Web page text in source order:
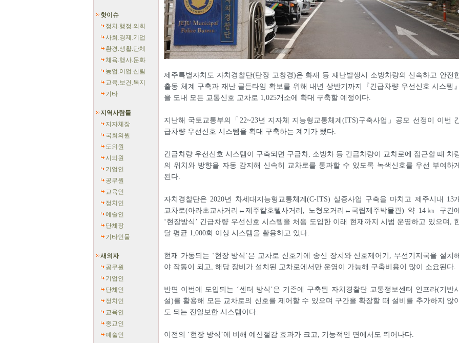
핫이슈
정치.행정.의회
사회.경제.기업
환경.생활.단체
체육.행사.문화
농업.어업.산림
교육.보건.복지
기타
지역사람들
지자체장
국회의원
도의원
시의원
기업인
공무원
교육인
정치인
예술인
단체장
기타인물
새의자
공무원
기업인
단체인
정치인
교육인
종교인
예술인
제주특별자치도 자치경찰단(단장 고창경)은 화재 등 재난발생시 소방차량의 신속하고 안전
출동 체계 구축과 재난 골든타임 확보를 위해 내년 상반기까지『긴급차량 우선신호 시스템』
을 도내 모든 교통신호 교차로 1,025개소에 확대 구축할 예정이다.
지난해 국토교통부의「22~23년 지자체 지능형교통체계(ITS)구축사업」공모 선정이 이번
급차량 우선신호 시스템을 확대 구축하는 계기가 됐다.
긴급차량 우선신호 시스템이 구축되면 구급차, 소방차 등 긴급차량이 교차로에 접근할 때 차
의 위치와 방향을 자동 감지해 신속히 교차로를 통과할 수 있도록 녹색신호를 우선 부여하게
된다.
자치경찰단은 2020년 차세대지능형교통체계(C-ITS) 실증사업 구축을 마치고 제주시내 13개
교차로(아라초교사거리↔제주칼호텔사거리, 노형오거리↔국립제주박물관) 약 14㎞ 구간에
‘현장방식’ 긴급차량 우선신호 시스템을 처음 도입한 이래 현재까지 시범 운영하고 있으며,
달 평균 1,000회 이상 시스템을 활용하고 있다.
현재 가동되는 ‘현장 방식’은 교차로 신호기에 송신 장치와 신호제어기, 무선기지국을 설치해
야 작동이 되고, 해당 장비가 설치된 교차로에서만 운영이 가능해 구축비용이 많이 소요된다.
반면 이번에 도입되는 ‘센터 방식’은 기존에 구축된 자치경찰단 교통정보센터 인프라(기반시
설)를 활용해 모든 교차로의 신호를 제어할 수 있으며 구간을 확장할 때 설비를 추가하지 않
도 되는 진일보한 시스템이다.
이전의 ‘현장 방식’에 비해 예산절감 효과가 크고, 기능적인 면에서도 뛰어나다.